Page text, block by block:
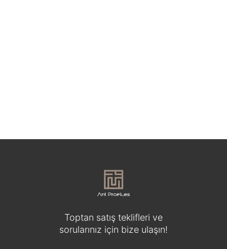
Toptan satış teklifleri ve
sorularınız için bize ulaşın!